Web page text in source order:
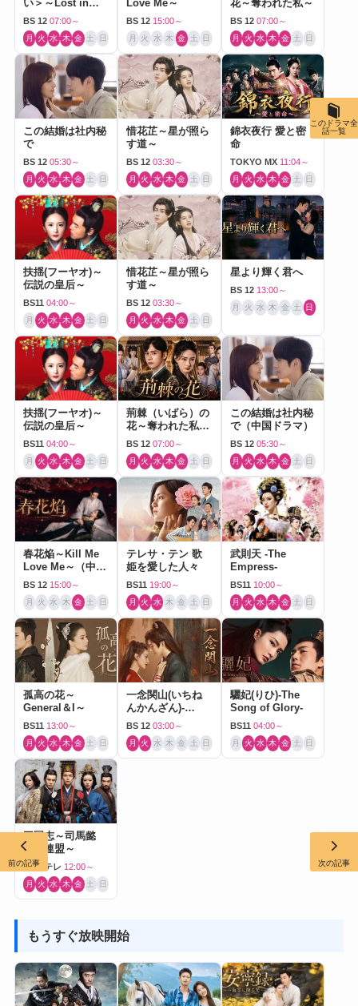
い＞～Lost in
Love～
BS 12 07:00～
月 火 水 木 金 土 日
Love Me～
BS 12 15:00～
月 火 水 木 金 土 日
花～奪われた私～
BS 12 07:00～
月 火 水 木 金 土 日
この結婚は社内秘
で
BS 12 05:30～
月 火 水 木 金 土 日
惜花芷～星が照ら
す道～
BS 12 03:30～
月 火 水 木 金 土 日
錦衣夜行 愛と密
命
TOKYO MX 11:04～
月 火 水 木 金 土 日
扶揺(フーヤオ)～
伝説の皇后～
BS11 04:00～
月 火 水 木 金 土 日
惜花芷～星が照ら
す道～
BS 12 03:30～
月 火 水 木 金 土 日
星より輝く君へ
BS 12 13:00～
月 火 水 木 金 土 日
扶揺(フーヤオ)～
伝説の皇后～
BS11 04:00～
月 火 水 木 金 土 日
荊棘（いばら）の
花～奪われた私～
（中国ドラマ）
BS 12 07:00～
月 火 水 木 金 土 日
この結婚は社内秘
で（中国ドラマ）
BS 12 05:30～
月 火 水 木 金 土 日
春花焔～Kill Me
Love Me～（中国
ドラマ）
BS 12 15:00～
月 火 水 木 金 土 日
テレサ・テン 歌
姫を愛した人々
BS11 19:00～
月 火 水 木 金 土 日
武則天 -The
Empress-
BS11 10:00～
月 火 水 木 金 土 日
孤高の花～
General＆I～
BS11 13:00～
月 火 水 木 金 土 日
一念関山(いちね
んかんざん)-
Journey to Love-
BS 12 03:00～
月 火 水 木 金 土 日
驪妃(りひ)-The
Song of Glory-
BS11 04:00～
月 火 水 木 金 土 日
三国志～司馬懿
軍師連盟～
BS日テレ 12:00～
月 火 水 木 金 土 日
もうすぐ放映開始
前の記事 次の記事
このドラマ全
話一覧